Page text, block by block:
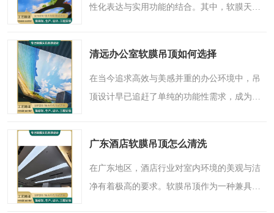
性化表达与实用功能的结合。其中，软膜天花
样的造型，还能通过..
清远办公室软膜吊顶如何选择
在当今追求高效与美感并重的办公环境中，吊
顶设计早已追赶了单纯的功能性需求，成为塑
维护不便等问题，难..
广东酒店软膜吊顶怎么清洗
在广东地区，酒店行业对室内环境的美观与洁
净有着极高的要求。软膜吊顶作为一种兼具艺